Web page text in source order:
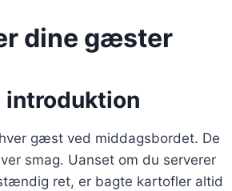
dine gæster
introduktion
gæst ved middagsbordet. De
smag. Uanset om du serverer
ret, er bagte kartofler altid